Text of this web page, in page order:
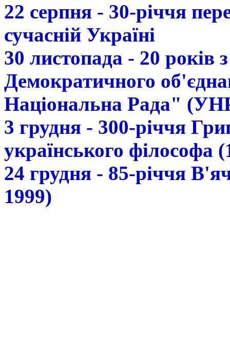
22 серпня - 30-річчя
сучасній Україні
30 листопада - 20 років
Демократичного
Національна Рада"
3 грудня - 300-річчя
українського філософа
24 грудня - 85-річчя
1999)